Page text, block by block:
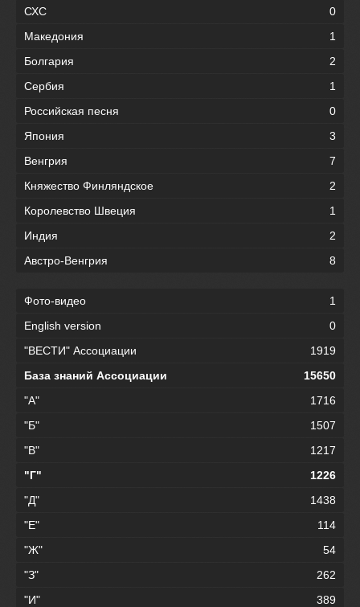
СХС
0
Македония
1
Болгария
2
Сербия
1
Российская песня
0
Япония
3
Венгрия
7
Княжество Финляндское
2
Королевство Швеция
1
Индия
2
Австро-Венгрия
8
Фото-видео
1
English version
0
"ВЕСТИ" Ассоциации
1919
База знаний Ассоциации
15650
"А"
1716
"Б"
1507
"В"
1217
"Г"
1226
"Д"
1438
"Е"
114
"Ж"
54
"З"
262
"И"
389